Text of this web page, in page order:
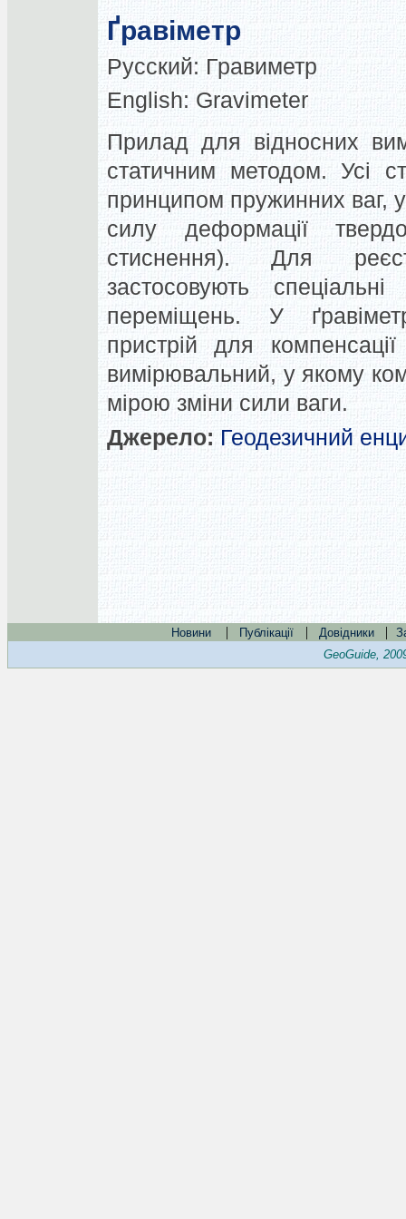
Ґравіметр
Русский: Гравиметр
English: Gravimeter
Прилад для відносних
статичним методом. Усі
принципом пружинних ваг,
силу деформації
стиснення). Для
застосовують
переміщень. У
пристрій для
вимірювальний, у якому
мірою зміни сили ваги.
Джерело: Геодезичний
Новини | Публікації | Довідники |
GeoGuide,